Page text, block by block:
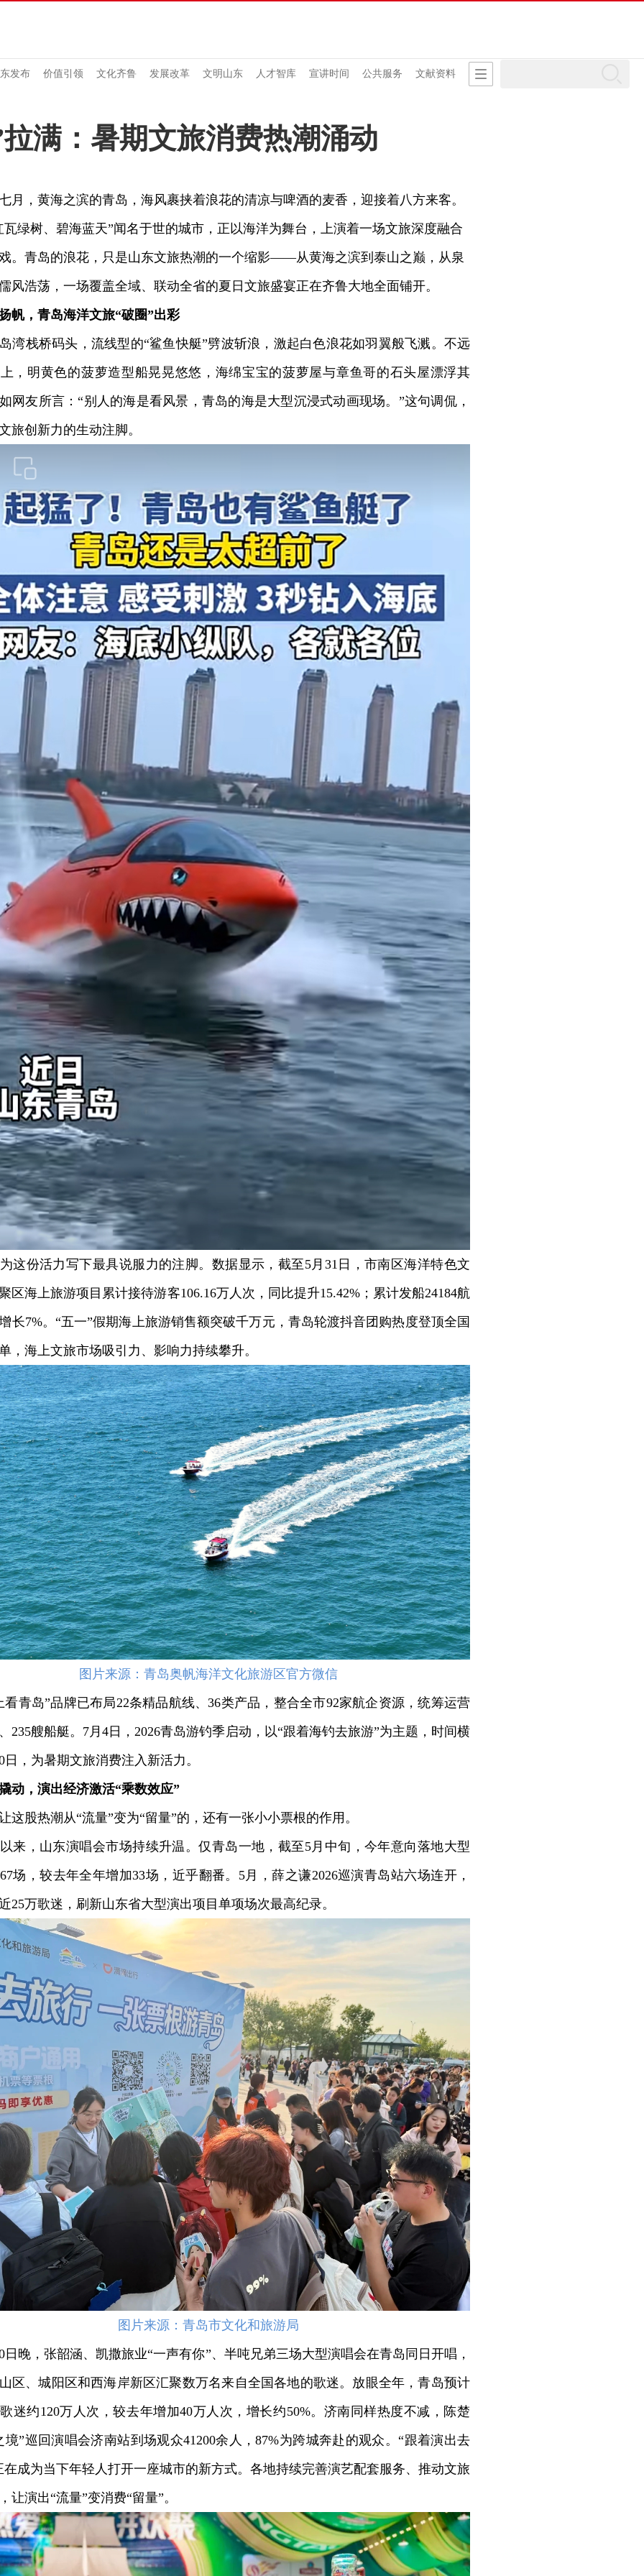
发布 价值引领 文化齐鲁 发展改革 文明山东 人才智库 宣讲时间 公共服务 文献资料
满：暑期文旅消费热潮涌动
月，黄海之滨的青岛，海风裹挟着浪花的清凉与啤酒的麦香，迎接着八方来客。
瓦绿树、碧海蓝天”闻名于世的城市，正以海洋为舞台，上演着一场文旅深度融合
。青岛的浪花，只是山东文旅热潮的一个缩影——从黄海之滨到泰山之巅，从泉
风浩荡，一场覆盖全域、联动全省的夏日文旅盛宴正在齐鲁大地全面铺开。
帆，青岛海洋文旅“破圈”出彩
桥码头，流线型的“鲨鱼快艇”劈波斩浪，激起白色浪花如羽翼般飞溅。不远
，明黄色的菠萝造型船晃晃悠悠，海绵宝宝的菠萝屋与章鱼哥的石头屋漂浮其
友所言：“别人的海是看风景，青岛的海是大型沉浸式动画现场。”这句调侃，
旅创新力的生动注脚。
活力写下最具说服力的注脚。数据显示，截至5月31日，市南区海洋特色文
区海上旅游项目累计接待游客106.16万人次，同比提升15.42%；累计发船24184航
长7%。“五一”假期海上旅游销售额突破千万元，青岛轮渡抖音团购热度登顶全国
，海上文旅市场吸引力、影响力持续攀升。
图片来源：青岛奥帆海洋文化旅游区官方微信
岛”品牌已布局22条精品航线、36类产品，整合全市92家航企资源，统筹运营
235艘船艇。7月4日，2026青岛游钓季启动，以“跟着海钓去旅游”为主题，时间横
日，为暑期文旅消费注入新活力。
动，演出经济激活“乘数效应”
热潮从“流量”变为“留量”的，还有一张小小票根的作用。
山东演唱会市场持续升温。仅青岛一地，截至5月中旬，今年意向落地大型
场，较去年全年增加33场，近乎翻番。5月，薛之谦2026巡演青岛站六场连开，
25万歌迷，刷新山东省大型演出项目单项场次最高纪录。
图片来源：青岛市文化和旅游局
，张韶涵、凯撒旅业“一声有你”、半吨兄弟三场大型演唱会在青岛同日开唱，
区、城阳区和西海岸新区汇聚数万名来自全国各地的歌迷。放眼全年，青岛预计
迷约120万人次，较去年增加40万人次，增长约50%。济南同样热度不减，陈楚
境”巡回演唱会济南站到场观众41200余人，87%为跨城奔赴的观众。“跟着演出去
在成为当下年轻人打开一座城市的新方式。各地持续完善演艺配套服务、推动文旅
让演出“流量”变消费“留量”。